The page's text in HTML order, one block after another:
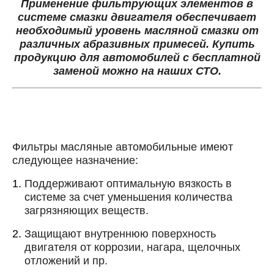
Применение фильтрующих элементов в
системе смазки двигателя обеспечивает
необходимый уровень масляной смазки от
различных абразивных примесей. Купить
продукцию для автомобилей с бесплатной
заменой можно на наших СТО.
Фильтры масляные автомобильные имеют
следующее назначение:
Поддерживают оптимальную вязкость в
системе за счет уменьшения количества
загрязняющих веществ.
Защищают внутреннюю поверхность
двигателя от коррозии, нагара, щелочных
отложений и пр.
Онлайн запись
Далее
История обслуживания
Номер телефона
ОК